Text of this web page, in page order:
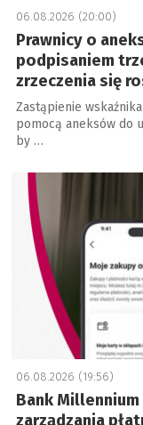
06.08.2026 (20:00)
Prawnicy o
podpisaniem
zrzeczenia się
Zastąpienie
pomocą aneksów do
by …
06.08.2026 (19:56)
Bank
zarządzania